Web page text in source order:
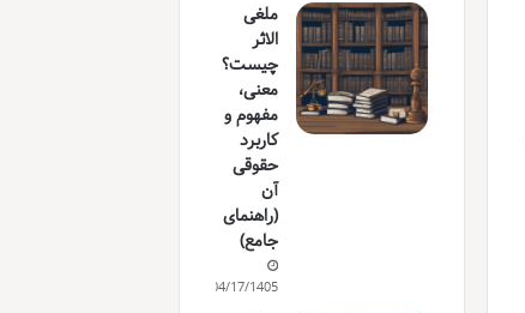
ملغی
الاثر
چیست؟
معنی،
مفهوم و
کاربرد
حقوقی
آن
(راهنمای
جامع)
04/17/1405